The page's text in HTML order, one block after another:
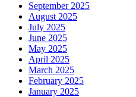
September 2025
August 2025
July 2025
June 2025
May 2025
April 2025
March 2025
February 2025
January 2025